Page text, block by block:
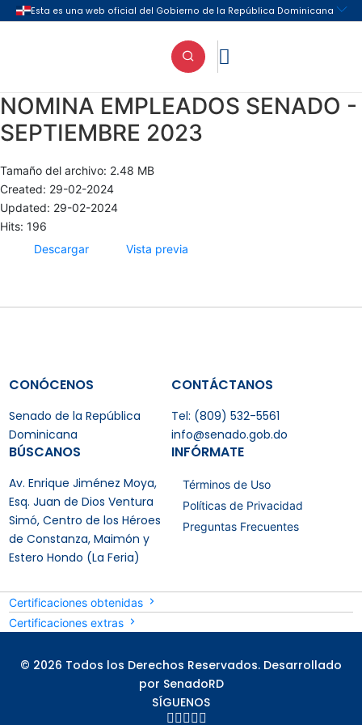

NOMINA EMPLEADOS SENADO -
SEPTIEMBRE 2023
Tamaño del archivo: 2.48 MB
Created: 29-02-2024
Updated: 29-02-2024
Hits: 196
Descargar
Vista previa
CONÓCENOS
Senado de la República
Dominicana
CONTÁCTANOS
Tel: (809) 532-5561
info@senado.gob.do
BÚSCANOS
Av. Enrique Jiménez Moya,
Esq. Juan de Dios Ventura
Simó, Centro de los Héroes
de Constanza, Maimón y
Estero Hondo (La Feria)
INFÓRMATE
Términos de Uso
Políticas de Privacidad
Preguntas Frecuentes
Certificaciones obtenidas
Certificaciones extras
© 2026 Todos los Derechos Reservados. Desarrollado
por SenadoRD
SÍGUENOS
    